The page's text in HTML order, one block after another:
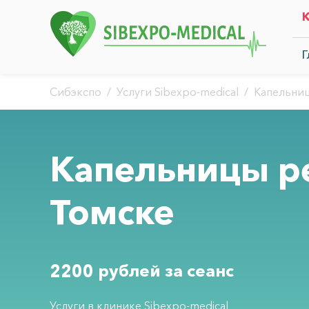
Сибэкспо / Услуги Sibexpo-medical /
Капельницы
Томске
2200 рублей за сеанс
Услуги в клинике Sibexpo-medical